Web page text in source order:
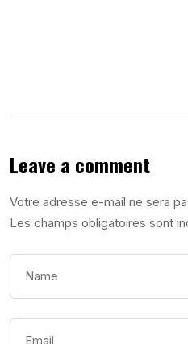
Leave a comment
Votre adresse e-mail ne sera
Les champs obligatoires sont